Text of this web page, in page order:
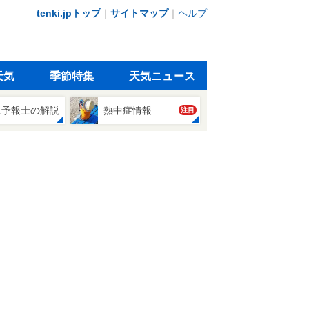
tenki.jpトップ｜ サイトマップ｜ ヘルプ
気 季節特集 天気ニュース
報士の解説 熱中症情報 注目